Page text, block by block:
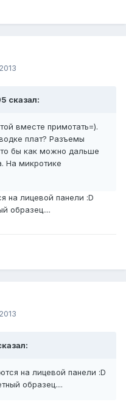
сказал:
вместе примотать=).
плат? Разъемы
бы как можно дальше
На микротике
на лицевой панели :D
образец....
на лицевой панели :D
образец....